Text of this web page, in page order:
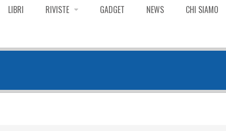
LIBRI RIVISTE GADGET NEWS CHI SIAMO